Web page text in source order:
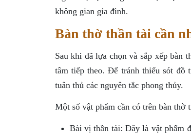
không gian gia đình.
Bàn thờ thần tài cần
Sau khi đã lựa chọn và sắp xếp bàn
tâm tiếp theo. Để tránh thiếu sót đồ
tuân thủ các nguyên tắc phong thủy.
Một số vật phẩm cần có trên bàn thờ
Bài vị thần tài: Đây là vật phẩm